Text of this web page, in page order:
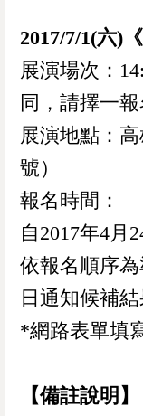
2017/7/1(六)
展演場次：
同，請擇一報
展演地點：
號）
報名時間：
自2017年4月
依報名順序
日通知候補結
*網路表單填
【備註說明】